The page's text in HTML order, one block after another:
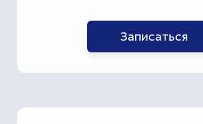
Записаться